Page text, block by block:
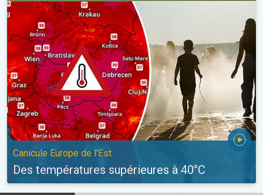
Des températures supérieures à 40°C. Canicule Europe de
Canicule Europe de l'Est
Des températures supérieures à 40°C